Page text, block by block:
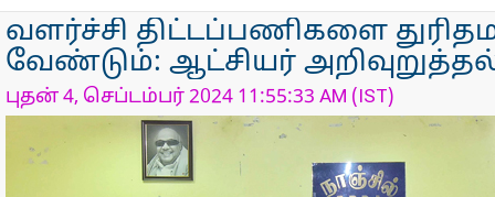
வளர்ச்சி திட்டப்பணிகளை
வேண்டும்: ஆட்சியர்
புதன் 4, செப்டம்பர் 2024 11:55:33 AM (IST)